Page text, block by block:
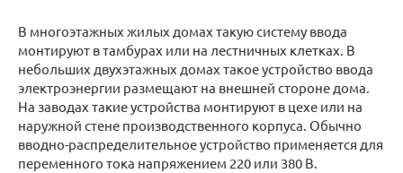
В многоэтажных жилых домах такую систему ввода
монтируют в тамбурах или на лестничных клетках. В
небольших двухэтажных домах такое устройство ввода
электроэнергии размещают на внешней стороне дома.
На заводах такие устройства монтируют в цехе или на
наружной стене производственного корпуса. Обычно
вводно-распределительное устройство применяется для
переменного тока напряжением 220 или 380 В.